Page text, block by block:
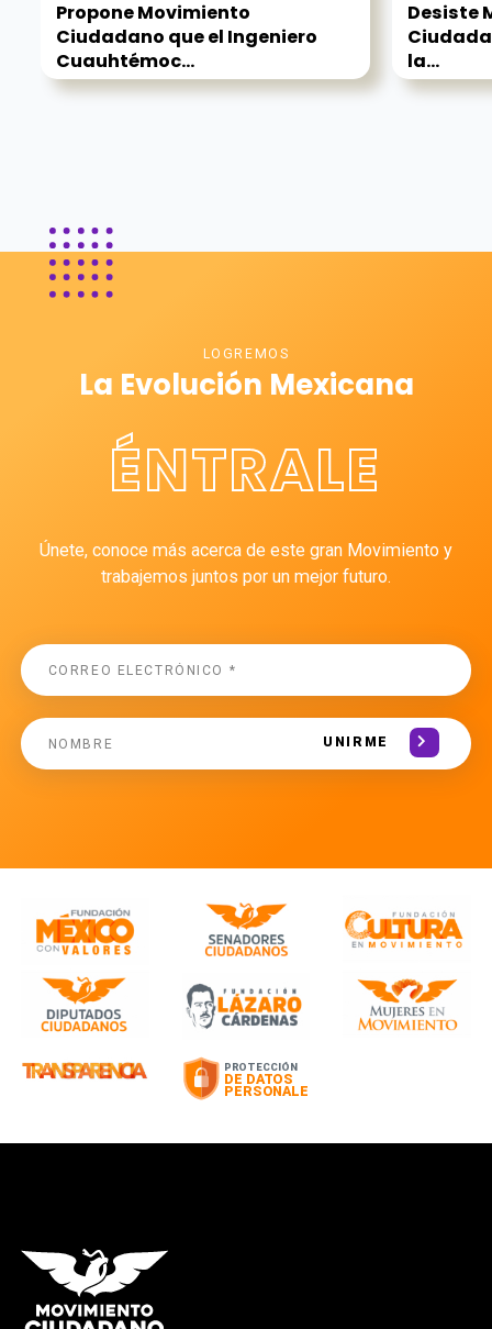
Propone Movimiento
Ciudadano que el Ingeniero
Cuauhtémoc...
Desiste
la...
LOGREMOS
La Evolución Mexicana
ÉNTRALE
Únete, conoce más acerca de este gran Movimiento y
trabajemos juntos por un mejor futuro.
UNIRME